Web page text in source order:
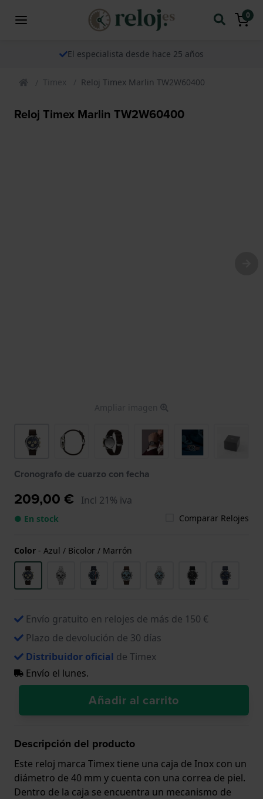
0
El especialista desde hace 25 años
Timex Reloj Timex Marlin TW2W60400
Reloj Timex Marlin TW2W60400
Ampliar imagen
Cronografo de cuarzo con fecha
209,00 € Incl 21% iva
● En stock Comparar Relojes
Color - Azul / Bicolor / Marrón
Envío gratuito en relojes de más de 150 €
Plazo de devolución de 30 días
Distribuidor oficial de Timex
Envío el lunes.
Añadir al carrito
Descripción del producto
Este reloj marca Timex tiene una caja de Inox con un
diámetro de 40 mm y cuenta con una correa de piel.
Dentro de la caja se encuentra un mecanismo de